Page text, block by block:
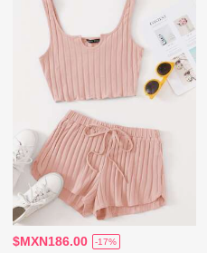
$MXN186.00 -17%